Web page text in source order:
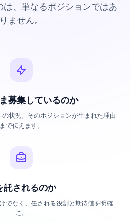
は、単なるポジションではあ
りません。
募集しているのか
状況。そのポジションが生まれた理由
まで伝えます。
託されるのか
でなく、任される役割と期待値を明確
に。